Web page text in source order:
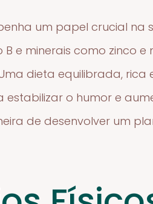
um papel crucial na
e minerais como zinco
dieta equilibrada,
o humor e
de desenvolver um